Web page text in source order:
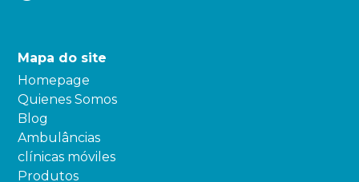
Mapa do site
Homepage
Quienes Somos
Blog
Ambulâncias
clínicas móviles
Produtos